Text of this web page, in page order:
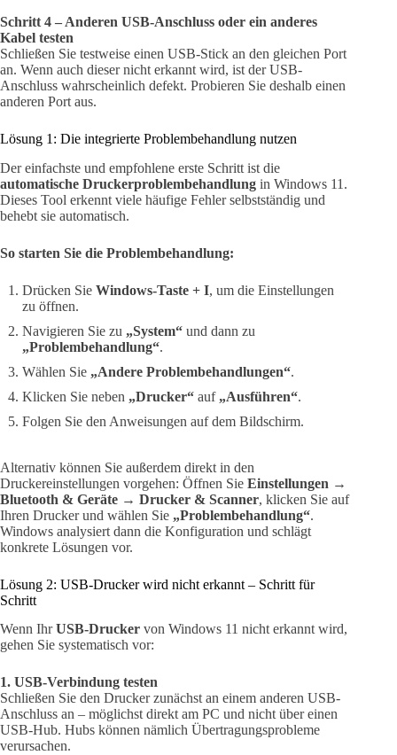
Schritt 4 – Anderen USB-Anschluss oder ein anderes
Kabel testen
Schließen Sie testweise einen USB-Stick an den gleichen Port
an. Wenn auch dieser nicht erkannt wird, ist der USB-
Anschluss wahrscheinlich defekt. Probieren Sie deshalb einen
anderen Port aus.
Lösung 1: Die integrierte Problembehandlung nutzen
Der einfachste und empfohlene erste Schritt ist die
automatische Druckerproblembehandlung in Windows 11.
Dieses Tool erkennt viele häufige Fehler selbstständig und
behebt sie automatisch.
So starten Sie die Problembehandlung:
Drücken Sie Windows-Taste + I, um die Einstellungen
zu öffnen.
Navigieren Sie zu „System“ und dann zu
„Problembehandlung“.
Wählen Sie „Andere Problembehandlungen“.
Klicken Sie neben „Drucker“ auf „Ausführen“.
Folgen Sie den Anweisungen auf dem Bildschirm.
Alternativ können Sie außerdem direkt in den
Druckereinstellungen vorgehen: Öffnen Sie Einstellungen →
Bluetooth & Geräte → Drucker & Scanner, klicken Sie auf
Ihren Drucker und wählen Sie „Problembehandlung“.
Windows analysiert dann die Konfiguration und schlägt
konkrete Lösungen vor.
Lösung 2: USB-Drucker wird nicht erkannt – Schritt für
Schritt
Wenn IhrUSB-Drucker von Windows 11 nicht erkannt wird,
gehen Sie systematisch vor:
1. USB-Verbindung testen
Schließen Sie den Drucker zunächst an einem anderen USB-
Anschluss an – möglichst direkt am PC und nicht über einen
USB-Hub. Hubs können nämlich Übertragungsprobleme
verursachen.